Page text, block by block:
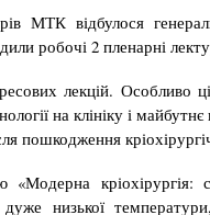
МТК відбулося
робочі 2 пленарні
лекцій. Особливо
на клініку і
пошкодження
дуже низької